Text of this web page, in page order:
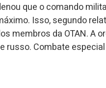
que o comando
Isso, segundo
membros da OTAN. A
russo. Combate especial